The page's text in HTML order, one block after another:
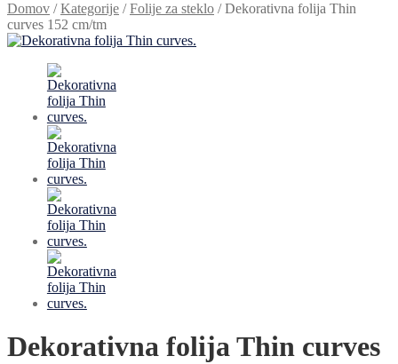
Domov /Kategorije /Folije za steklo /Dekorativna folija Thin
curves 152 cm/tm
Dekorativna folija Thin curves